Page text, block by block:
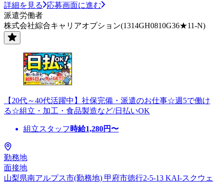
詳細を見る
応募画面に進む
派遣労働者
株式会社綜合キャリアオプション(1314GH0810G36★11-N)
【20代～40代活躍中】社保完備・派遣のお仕事☆週5で働け
る☆組立・加工・食品製造など/日払いOK
組立スタッフ 時給1,280円〜
勤務地
面接地
山梨県南アルプス市(勤務地) 甲府市徳行2-5-13 KAI-スクウェ